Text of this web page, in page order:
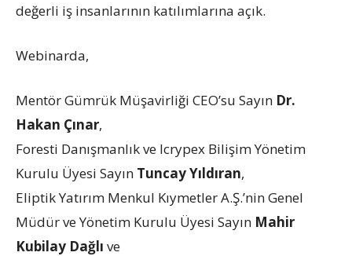
değerli iş insanlarının katılımlarına açık.
Webinarda,
Mentör Gümrük Müşavirliği CEO’su Sayın Dr.
Hakan Çınar,
Foresti Danışmanlık ve Icrypex Bilişim Yönetim
Kurulu Üyesi Sayın Tuncay Yıldıran,
Eliptik Yatırım Menkul Kıymetler A.Ş.’nin Genel
Müdür ve Yönetim Kurulu Üyesi Sayın Mahir
Kubilay Dağlı ve